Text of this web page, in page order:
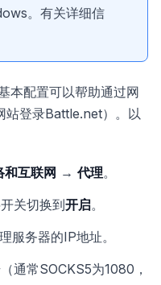
。有关详细信
本配置可以帮助通过网
站登录Battle.net）。以
和互联网 → 代理。
关切换到开启。
服务器的IP地址。
通常SOCKS5为1080，